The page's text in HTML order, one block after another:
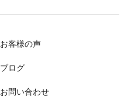
お客様の声
ブログ
お問い合わせ